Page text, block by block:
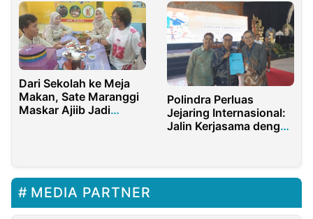
Organik Jadi Emas
Nutrisi
Dari Sekolah ke Meja
Makan, Sate Maranggi
Maskar Ajiib Jadi
Polindra Perluas
Jejaring Internasional:
Jalin Kerjasama dengan
Summit
MEDIA PARTNER